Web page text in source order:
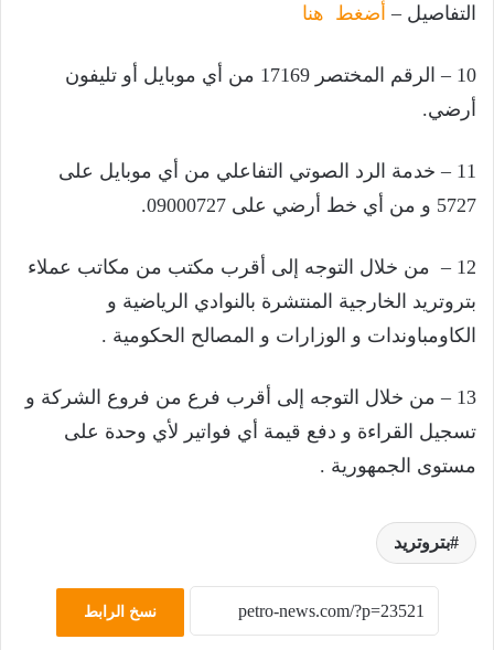
التفاصيل – أضغط هنا
10 – الرقم المختصر 17169 من أي موبايل أو تليفون
أرضي.
11 – خدمة الرد الصوتي التفاعلي من أي موبايل على
5727 و من أي خط أرضي على 09000727.
12 – من خلال التوجه إلى أقرب مكتب من مكاتب عملاء
بتروتريد الخارجية المنتشرة بالنوادي الرياضية و
الكاومباوندات و الوزارات و المصالح الحكومية .
13 – من خلال التوجه إلى أقرب فرع من فروع الشركة و
تسجيل القراءة و دفع قيمة أي فواتير لأي وحدة على
مستوى الجمهورية .
بتروتريد
نسخ الرابط